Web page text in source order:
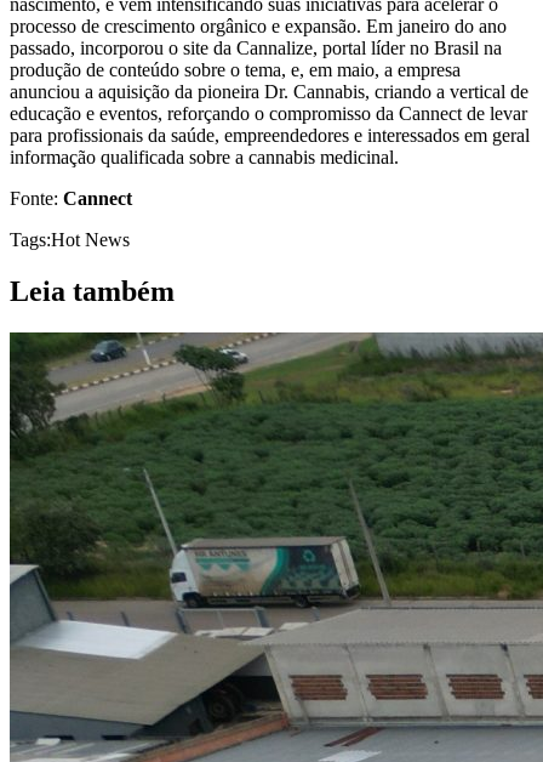
processo de crescimento orgânico e expansão. Em janeiro do ano
passado, incorporou o site da Cannalize, portal líder no Brasil na
produção de conteúdo sobre o tema, e, em maio, a empresa
anunciou a aquisição da pioneira Dr. Cannabis, criando a vertical de
educação e eventos, reforçando o compromisso da Cannect de levar
para profissionais da saúde, empreendedores e interessados em geral
informação qualificada sobre a cannabis medicinal.
Fonte: Cannect
Tags:Hot News
Leia também